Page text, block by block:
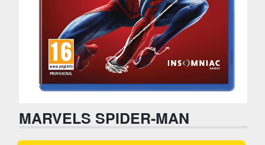
MARVELS SPIDER-MAN